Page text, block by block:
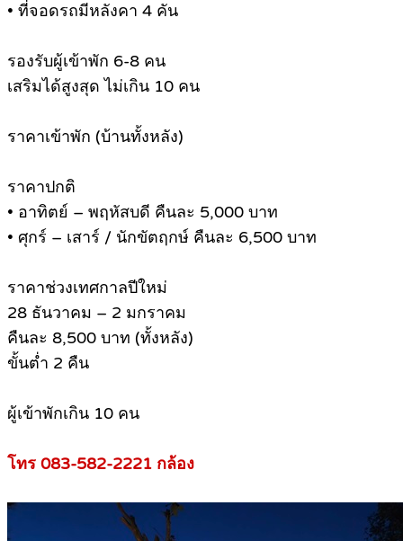
• ที่จอดรถมีหลังคา 4 คัน
รองรับผู้เข้าพัก 6-8 คน
เสริมได้สูงสุด ไม่เกิน 10 คน
ราคาเข้าพัก (บ้านทั้งหลัง)
ราคาปกติ
• อาทิตย์ – พฤหัสบดี คืนละ 5,000 บาท
• ศุกร์ – เสาร์ / นักขัตฤกษ์ คืนละ 6,500 บาท
ราคาช่วงเทศกาลปีใหม่
28 ธันวาคม – 2 มกราคม
คืนละ 8,500 บาท (ทั้งหลัง)
ขั้นต่ำ 2 คืน
ผู้เข้าพักเกิน 10 คน
โทร 083-582-2221 กล้อง